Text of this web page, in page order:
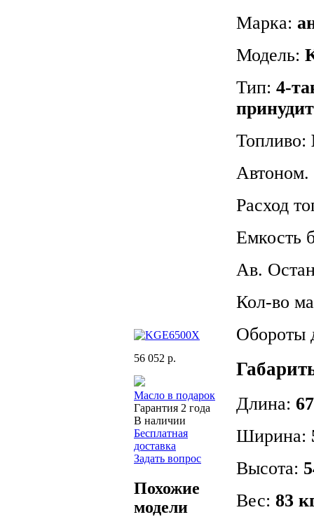
56 052 р.
Масло в подарок
Гарантия 2 года
В наличии
Бесплатная
доставка
Задать вопрос
Похожие
модели
Марка:
Модель:
Тип: 4-
Топливо:
Автоном.
Расход
Емкость
Ав.
Кол-во
Обороты
Длина:
Ширина:
Высота:
Вес: 83